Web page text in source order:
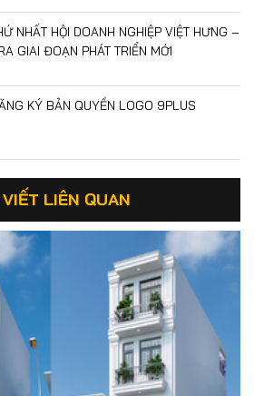
NHẤT HỘI DOANH NGHIỆP VIỆT HƯNG –
GIAI ĐOẠN PHÁT TRIỂN MỚI
KÝ BẢN QUYỀN LOGO 9PLUS
LIÊN QUAN